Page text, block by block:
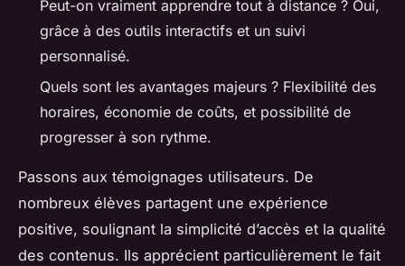
Peut-on vraiment apprendre tout à distance ? Oui,
grâce à des outils interactifs et un suivi
personnalisé.
Quels sont les avantages majeurs ? Flexibilité des
horaires, économie de coûts, et possibilité de
progresser à son rythme.
Passons aux témoignages utilisateurs. De
nombreux élèves partagent une expérience
positive, soulignant la simplicité d’accès et la qualité
des contenus. Ils apprécient particulièrement le fait